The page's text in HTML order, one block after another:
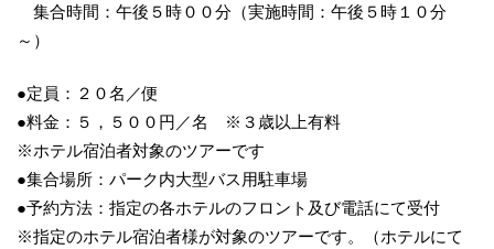
集合時間：午後５時００分（実施時間：午後５時１０分
～）
●定員：２０名／便
●料金：５，５００円／名 ※３歳以上有料
※ホテル宿泊者対象のツアーです
●集合場所：パーク内大型バス用駐車場
●予約方法：指定の各ホテルのフロント及び電話にて受付
※指定のホテル宿泊者様が対象のツアーです。（ホテルにて